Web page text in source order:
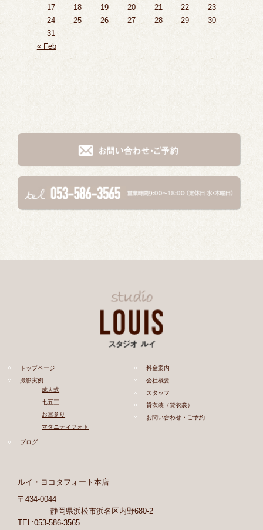
17
18 19 20 21 22
23
24
25 26 27 28 29
30
31
« Feb
トップページ
撮影実例
成人式
七五三
お宮参り
マタニティフォト
ブログ
料金案内
会社概要
スタッフ
貸衣装（貸衣裳）
お問い合わせ・ご予約
ルイ・ヨコタフォート本店
〒434-0044
静岡県浜松市浜名区内野680-2
TEL:053-586-3565